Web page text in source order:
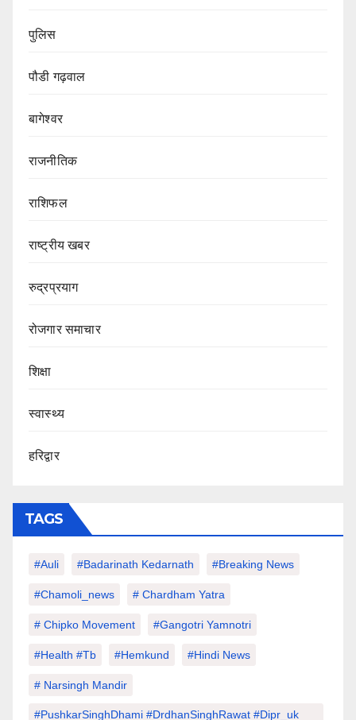
पुलिस
पौडी गढ़वाल
बागेश्वर
राजनीतिक
राशिफल
राष्ट्रीय खबर
रुद्रप्रयाग
रोजगार समाचार
शिक्षा
स्वास्थ्य
हरिद्वार
TAGS
#auli #Badarinath Kedarnath #Breaking News
#chamoli_news # Chardham Yatra
# Chipko Movement #Gangotri Yamnotri
#Health #tb #hemkund #hindi News
# Narsingh Mandir
#PushkarSinghDhami #drdhanSinghRawat #dipr_uk